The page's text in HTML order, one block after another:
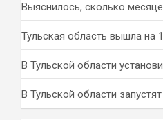
Выяснилось, сколько
Тульская область вышла на
В Тульской области
В Тульской области